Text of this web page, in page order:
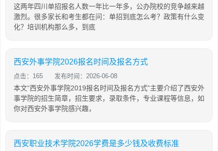
这两年四川单招报名人数一年比一年多，公办院校的竞争越来越
激烈。很多家长和考生都在问：单招到底怎么考？政策有什么变
化？培训机构那么多，到底
西安外事学院2026报名时间及报名方式
点击：165 发布时间：2026-06-08
本文“西安外事学院2019报名时间及报名方式”主要介绍了西安外
事学院的招生简章，招生要求，录取条件，专业课程等信息，如
你对西安外事学院感兴趣，
西安职业技术学院2026学费是多少钱及收费标准